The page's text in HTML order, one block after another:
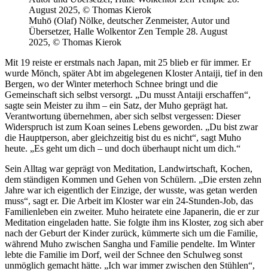
Muhō (Olaf) Nölke, deutscher Zenmeister, Autor und
Übersetzer, Halle Wolkentor Zen Temple 28. August
2025, © Thomas Kierok
Mit 19 reiste er erstmals nach Japan, mit 25 blieb er für immer. Er
wurde Mönch, später Abt im abgelegenen Kloster Antaiji, tief in den
Bergen, wo der Winter meterhoch Schnee bringt und die
Gemeinschaft sich selbst versorgt. „Du musst Antaiji erschaffen“,
sagte sein Meister zu ihm – ein Satz, der Muho geprägt hat.
Verantwortung übernehmen, aber sich selbst vergessen: Dieser
Widerspruch ist zum Koan seines Lebens geworden. „Du bist zwar
die Hauptperson, aber gleichzeitig bist du es nicht“, sagt Muho
heute. „Es geht um dich – und doch überhaupt nicht um dich.“
Sein Alltag war geprägt von Meditation, Landwirtschaft, Kochen,
dem ständigen Kommen und Gehen von Schülern. „Die ersten zehn
Jahre war ich eigentlich der Einzige, der wusste, was getan werden
muss“, sagt er. Die Arbeit im Kloster war ein 24-Stunden-Job, das
Familienleben ein zweiter. Muho heiratete eine Japanerin, die er zur
Meditation eingeladen hatte. Sie folgte ihm ins Kloster, zog sich aber
nach der Geburt der Kinder zurück, kümmerte sich um die Familie,
während Muho zwischen Sangha und Familie pendelte. Im Winter
lebte die Familie im Dorf, weil der Schnee den Schulweg sonst
unmöglich gemacht hätte. „Ich war immer zwischen den Stühlen“,